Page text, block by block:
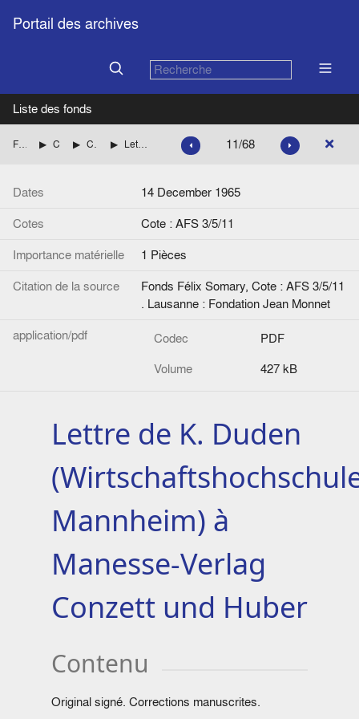
Portail des archives
Liste des fonds
Fonds Félix Somary Correspondance de Wolfgang F. Somary Lettre de K. Duden (Wirtschaftshochschule Mannheim) à Manesse-Verlag Conzett und Huber 11/68
Dates
14 December 1965
Cotes
Cote : AFS 3/5/11
Importance matérielle
1 Pièces
Citation de la source
Fonds Félix Somary, Cote : AFS 3/5/11
. Lausanne : Fondation Jean Monnet
application/pdf
Codec
PDF
Volume
427 kB
Lettre de K. Duden
Mannheim) à
Manesse-Verlag
Conzett und Huber
Contenu
Original signé. Corrections manuscrites.